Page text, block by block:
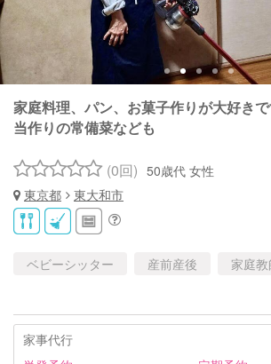
家庭料理、パン、お菓子作りが大好き
当作りの常備菜なども
(0回) 50歳代 女性
東京都
東大和市
ベビーシッター 産前産後 家庭教
家事代行